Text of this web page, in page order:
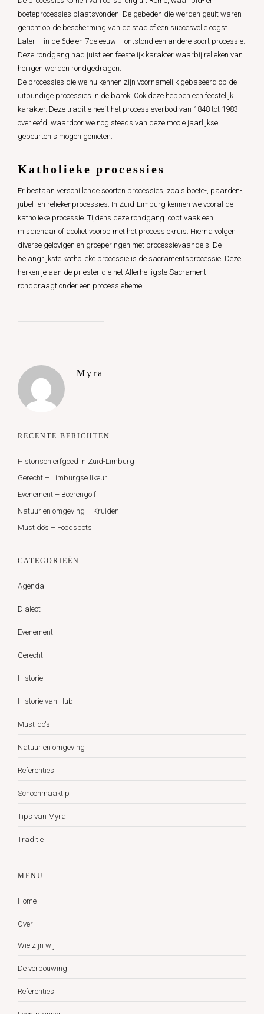
boeteprocessies plaatsvonden. De gebeden die werden geuit waren
gericht op de bescherming van de stad of een succesvolle oogst.
Later – in de 6de en 7de eeuw – ontstond een andere soort processie.
Deze rondgang had juist een feestelijk karakter waarbij relieken van
heiligen werden rondgedragen.
De processies die we nu kennen zijn voornamelijk gebaseerd op de
uitbundige processies in de barok. Ook deze hebben een feestelijk
karakter. Deze traditie heeft het processieverbod van 1848 tot 1983
overleefd, waardoor we nog steeds van deze mooie jaarlijkse
gebeurtenis mogen genieten.
Katholieke processies
Er bestaan verschillende soorten processies, zoals boete-, paarden-,
jubel- en reliekenprocessies. In Zuid-Limburg kennen we vooral de
katholieke processie. Tijdens deze rondgang loopt vaak een
misdienaar of acoliet voorop met het processiekruis. Hierna volgen
diverse gelovigen en groeperingen met processievaandels. De
belangrijkste katholieke processie is de sacramentsprocessie. Deze
herken je aan de priester die het Allerheiligste Sacrament
ronddraagt onder een processiehemel.
Myra
RECENTE BERICHTEN
Historisch erfgoed in Zuid-Limburg
Gerecht – Limburgse likeur
Evenement – Boerengolf
Natuur en omgeving – Kruiden
Must do’s – Foodspots
CATEGORIEËN
Agenda
Dialect
Evenement
Gerecht
Historie
Historie van Hub
Must-do's
Natuur en omgeving
Referenties
Schoonmaaktip
Tips van Myra
Traditie
MENU
Home
Over
Wie zijn wij
De verbouwing
Referenties